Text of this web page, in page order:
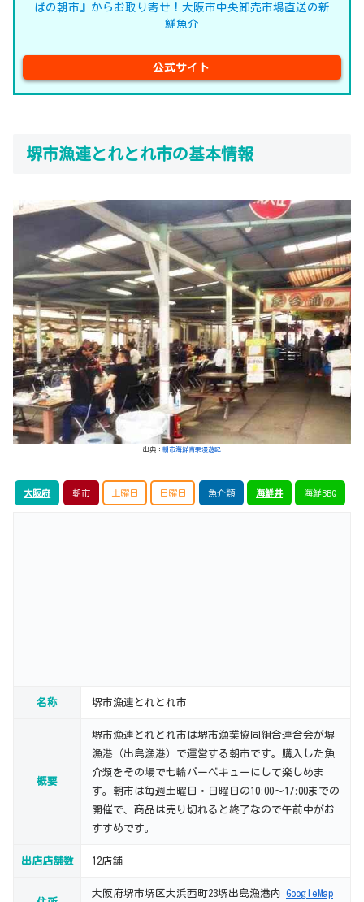
ばの朝市』からお取り寄せ！大阪市中央卸売市場直送の新
鮮魚介
公式サイト
堺市漁連とれとれ市の基本情報
出典： 朝市海鮮青果漫遊記
大阪府 朝市 土曜日 日曜日 魚介類 海鮮丼 海鮮BBQ
名称 堺市漁連とれとれ市
概要
堺市漁連とれとれ市は堺市漁業協同組合連合会が堺
漁港（出島漁港）で運営する朝市です。購入した魚
介類をその場で七輪バーベキューにして楽しめま
す。朝市は毎週土曜日・日曜日の10:00～17:00までの
開催で、商品は売り切れると終了なので午前中がお
すすめです。
出店店舗数 12店舗
大阪府堺市堺区大浜西町23堺出島漁港内 GoogleMap